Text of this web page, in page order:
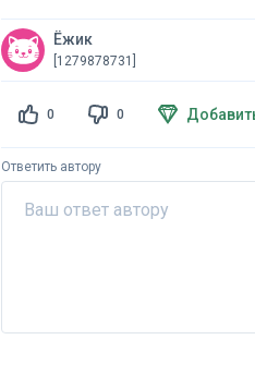
Ёжик
[1279878731]
0 0
Ответить автору